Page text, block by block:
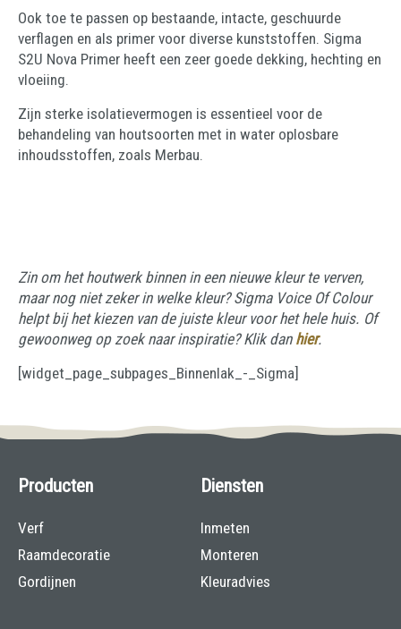
Ook toe te passen op bestaande, intacte, geschuurde
verflagen en als primer voor diverse kunststoffen. Sigma
S2U Nova Primer heeft een zeer goede dekking, hechting en
vloeiing.
Zijn sterke isolatievermogen is essentieel voor de
behandeling van houtsoorten met in water oplosbare
inhoudsstoffen, zoals Merbau.
Zin om het houtwerk binnen in een nieuwe kleur te verven,
maar nog niet zeker in welke kleur? Sigma Voice Of Colour
helpt bij het kiezen van de juiste kleur voor het hele huis. Of
gewoonweg op zoek naar inspiratie? Klik dan hier.
[widget_page_subpages_Binnenlak_-_Sigma]
Producten
Verf
Raamdecoratie
Gordijnen
Diensten
Inmeten
Monteren
Kleuradvies